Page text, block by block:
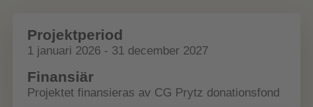
Projektperiod
1 januari 2026 - 31 december 2027
Finansiär
Projektet finansieras av CG Prytz donationsfond